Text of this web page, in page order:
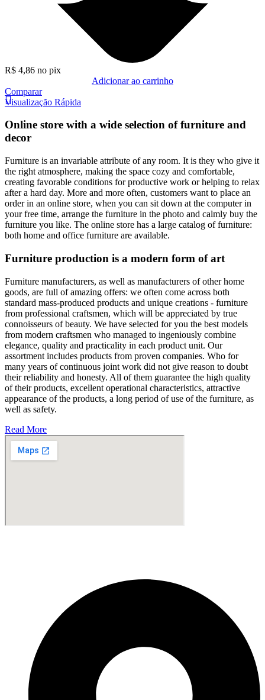
R$ 4,86 no pix
Adicionar ao carrinho
Comparar
Visualização Rápida
Online store with a wide selection of furniture and
decor
Furniture is an invariable attribute of any room. It is they who give it
the right atmosphere, making the space cozy and comfortable,
creating favorable conditions for productive work or helping to relax
after a hard day. More and more often, customers want to place an
order in an online store, when you can sit down at the computer in
your free time, arrange the furniture in the photo and calmly buy the
furniture you like. The online store has a large catalog of furniture:
both home and office furniture are available.
Furniture production is a modern form of art
Furniture manufacturers, as well as manufacturers of other home
goods, are full of amazing offers: we often come across both
standard mass-produced products and unique creations - furniture
from professional craftsmen, which will be appreciated by true
connoisseurs of beauty. We have selected for you the best models
from modern craftsmen who managed to ingeniously combine
elegance, quality and practicality in each product unit. Our
assortment includes products from proven companies. Who for
many years of continuous joint work did not give reason to doubt
their reliability and honesty. All of them guarantee the high quality
of their products, excellent operational characteristics, attractive
appearance of the products, a long period of use of the furniture, as
well as safety.
Read More